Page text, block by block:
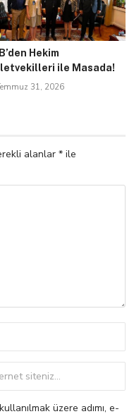
Hekim
ile Masada!
31, 2026
alanlar * ile
üzere adımı, e-